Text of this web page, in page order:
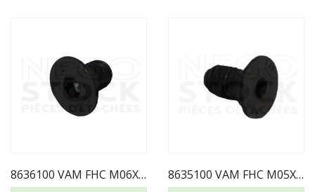
8636100 VAM FHC M06X010 BRUT CL.10.9 8635100 VAM FHC M05X010 BRUT CL 8.8 INVICTA